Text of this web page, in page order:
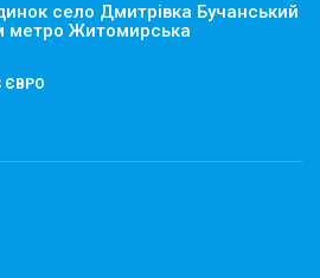
село Дмитрівка Бучанський
метро Житомирська
ЄВРО